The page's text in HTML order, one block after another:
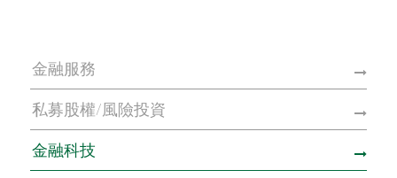
金融服務
私募股權/風險投資
金融科技